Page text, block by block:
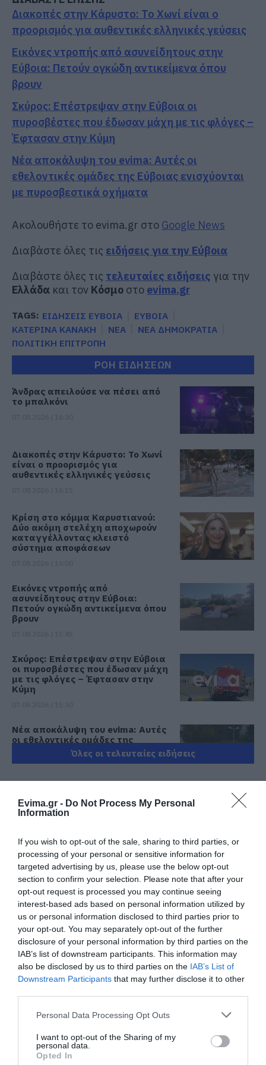
Evima.gr - Do Not Process My Personal
Information
If you wish to opt-out of the sale, sharing to third parties, or
processing of your personal or sensitive information for
targeted advertising by us, please use the below opt-out
section to confirm your selection. Please note that after your
opt-out request is processed you may continue seeing
interest-based ads based on personal information utilized by
us or personal information disclosed to third parties prior to
your opt-out. You may separately opt-out of the further
disclosure of your personal information by third parties on the
IAB’s list of downstream participants. This information may
also be disclosed by us to third parties on the IAB’s List of
Downstream Participants that may further disclose it to other
Please note that this website/app uses one or more Google
not limited to your visit or usage behaviour. You may click to
grant or deny consent to Google and its third-party tags to
use your data for below specified purposes in below Google
Personal Data Processing Opt Outs
I want to opt-out of the Sharing of my
personal data.
Opted In
Διακοπές στην Κάρυστο: Το Χωνί είναι ο
προορισμός για αυθεντικές ελληνικές γεύσεις
Εικόνες ντροπής από ασυνείδητους στην
Εύβοια: Πετούν ογκώδη αντικείμενα όπου
βρουν
Σκύρος: Επέστρεψαν στην Εύβοια οι
πυροσβέστες που έδωσαν μάχη με τις φλόγες –
Έφτασαν στην Κύμη
Νέα αποκάλυψη του evima: Αυτές οι
εθελοντικές ομάδες της Εύβοιας ενισχύονται
με πυροσβεστικά οχήματα
Ακολουθήστε το evima.gr στο Google News
Διαβάστε όλες τις ειδήσεις για την Εύβοια
Διαβάστε όλες τις τελευταίες ειδήσεις για την
Ελλάδα και τον Κόσμο στο evima.gr
TAGS: ΕΙΔΗΣΕΙΣ ΕΥΒΟΙΑ
ΕΥΒΟΙΑ
ΚΑΤΕΡΙΝΑ ΚΑΝΑΚΗ
ΝΕΑ
ΝΕΑ ΔΗΜΟΚΡΑΤΙΑ
ΠΟΛΙΤΙΚΗ ΕΠΙΤΡΟΠΗ
ΡΟΗ ΕΙΔΗΣΕΩΝ
Άνδρας απειλούσε να πέσει από
το μπαλκόνι
Διακοπές στην Κάρυστο: Το Χωνί
είναι ο προορισμός για
αυθεντικές ελληνικές γεύσεις
Κρίση στο κόμμα Καρυστιανού:
Δύο ακόμη στελέχη αποχωρούν
καταγγέλλοντας κλειστό
σύστημα αποφάσεων
Εικόνες ντροπής από
ασυνείδητους στην Εύβοια:
Πετούν ογκώδη αντικείμενα όπου
βρουν
Σκύρος: Επέστρεψαν στην Εύβοια
οι πυροσβέστες που έδωσαν μάχη
με τις φλόγες – Έφτασαν στην
Κύμη
Νέα αποκάλυψη του evima: Αυτές
οι εθελοντικές ομάδες της
Εύβοιας ενισχύονται με
πυροσβεστικά οχήματα
Κωνσταντοπούλου από τη
Βοιωτία: Αυτό που συμβαίνει δεν
είναι ατύχημα, είναι έγκλημα
07.08.2026 | 15:00
Μεγάλη προσοχή δρόμος έχει
γεμίσει με λάδια στην Εύβοια
07.08.2026 | 14:45
Πότε θα πληρωθούν οι συντάξεις
Σεπτεμβρίου 2026
07.08.2026 | 14:30
Θλίψη στην Εύβοια: Γυναίκα
Νεκρός ανασύρθηκε 69χρονος
Όλες οι τελευταίες ειδήσεις
ΠΕΡΙΣΣΟΤΕΡΑ ΑΠΟ ΕΙΔΗΣΕΙΣ ΕΥΒΟΙΑ
Διακοπές στην
Κάρυστο: Το Χωνί είναι
ο προορισμός για
αυθεντικές ελληνικές
γεύσεις
Εικόνες ντροπής από
ασυνείδητους στην
Εύβοια: Πετούν ογκώδη
αντικείμενα όπου
βρουν